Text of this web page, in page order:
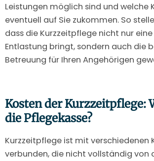
Leistungen möglich sind und welche
eventuell auf Sie zukommen. So
dass die Kurzzeitpflege nicht nur
Entlastung bringt, sondern auch die
Betreuung für Ihren Angehörigen
Kosten der Kurzzeitpflege:
die Pflegekasse?
Kurzzeitpflege ist mit verschiedenen
verbunden, die nicht vollständig von